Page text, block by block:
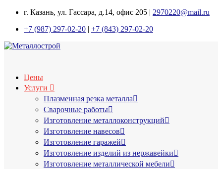
г. Казань, ул. Гассара, д.14, офис 205 | 2970220@mail.ru
+7 (987) 297-02-20 | +7 (843) 297-02-20
Цены
Услуги
Плазменная резка металла
Сварочные работы
Изготовление металлоконструкций
Изготовление навесов
Изготовление гаражей
Изготовление изделий из нержавейки
Изготовление металлической мебели